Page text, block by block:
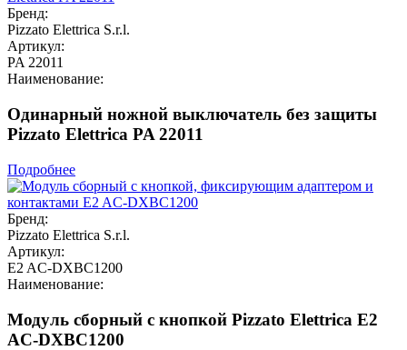
Бренд:
Pizzato Elettrica S.r.l.
Артикул:
PA 22011
Наименование:
Одинарный ножной выключатель без защиты
Pizzato Elettrica PA 22011
Подробнее
Бренд:
Pizzato Elettrica S.r.l.
Артикул:
E2 AC-DXBC1200
Наименование:
Модуль сборный с кнопкой Pizzato Elettrica E2
AC-DXBC1200